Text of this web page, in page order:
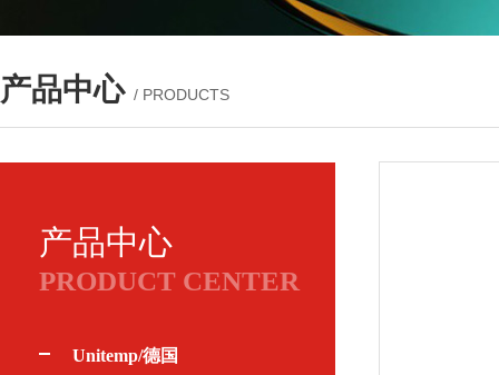
产品中心 / PRODUCTS
产品中心
PRODUCT CENTER
Unitemp/德国